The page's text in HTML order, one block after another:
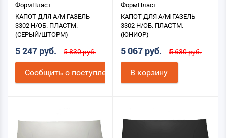
ФормПласт
КАПОТ ДЛЯ А/М ГАЗЕЛЬ
3302 Н/ОБ. ПЛАСТМ.
(СЕРЫЙ/ШТОРМ)
5 247 руб. 5 830 руб.
Cообщить о поступлении
ФормПласт
КАПОТ ДЛЯ А/М ГАЗЕЛЬ
3302 Н/ОБ. ПЛАСТМ.
(ЮНИОР)
5 067 руб. 5 630 руб.
В корзину